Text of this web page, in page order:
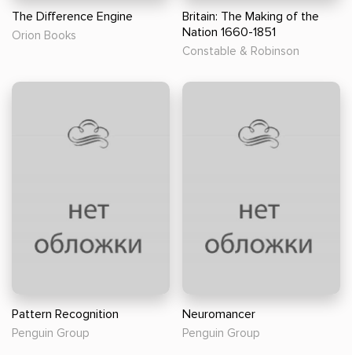
The Difference Engine
Orion Books
Britain: The Making of the
Nation 1660-1851
Constable & Robinson
Pattern Recognition
Penguin Group
Neuromancer
Penguin Group